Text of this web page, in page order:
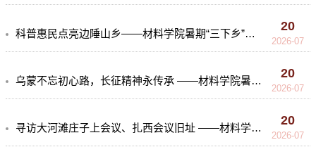
科普惠民点亮边陲山乡——材料学院暑期“三下乡”实践团赴威信镇雄追寻红色足迹（四）
20
2026-07
乌蒙不忘初心路，长征精神永传承 ——材料学院暑期“三下乡”实践团赴威信镇雄追寻红色足迹（三）
20
2026-07
寻访大河滩庄子上会议、扎西会议旧址 ——材料学院暑期“三下乡”实践团赴威信镇雄追寻红色足迹（二）
20
2026-07